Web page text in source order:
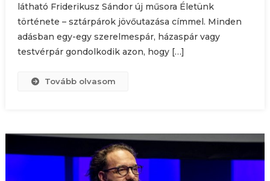
látható Friderikusz Sándor új műsora Életünk
története – sztárpárok jövőutazása címmel. Minden
adásban egy-egy szerelmespár, házaspár vagy
testvérpár gondolkodik azon, hogy […]
Tovább olvasom